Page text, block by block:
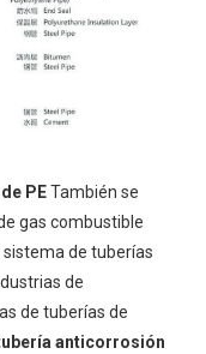
PETambién se
gas combustible
de tuberías
de
de tuberías de
anticorrosión